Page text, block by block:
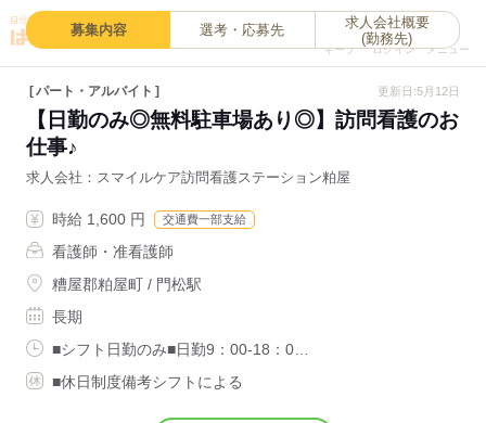
キープ
0
ログイン メニュー
募集内容 選考・応募先
求人会社概要
(勤務先)
パート・アルバイト 更新日:5月12日
【日勤のみ◎無料駐車場あり◎】訪問看護のお
仕事♪
求人会社 スマイルケア訪問看護ステーション粕屋
時給 1,600 円 交通費一部支給
看護師・准看護師
糟屋郡粕屋町 / 門松駅
長期
■シフト日勤のみ■日勤9：00-18：0…
■休日制度備考シフトによる